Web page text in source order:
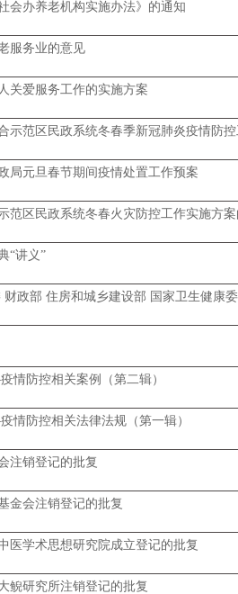
会办养老机构实施办法》的通知
服务业的意见
关爱服务工作的实施方案
示范区民政系统冬春季新冠肺炎疫情防
局元旦春节期间疫情处置工作预案
范区民政系统冬春火灾防控工作实施方
“讲义”
财政部 住房和城乡建设部 国家卫生健康
情防控相关案例（第二辑）
情防控相关法律法规（第一辑）
注销登记的批复
金会注销登记的批复
医学术思想研究院成立登记的批复
鲵研究所注销登记的批复